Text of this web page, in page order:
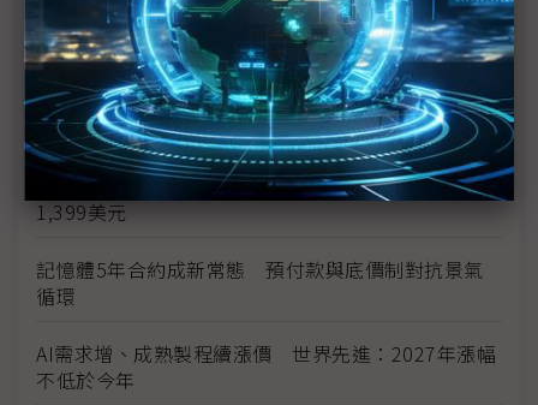
崇舜3Q漲價、兩岸同步擴產 2026全年營收獲利都
看旺
雲端AI晶片不只技術還要有搶產能本事 包產能、簽
長約再現
零組件成本飆升衝擊 傳iPhone 18 Pro起售價達
1,399美元
記憶體5年合約成新常態 預付款與底價制對抗景氣
循環
AI需求增、成熟製程續漲價 世界先進：2027年漲幅
不低於今年